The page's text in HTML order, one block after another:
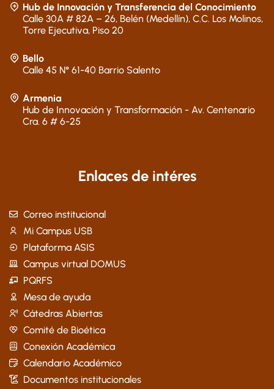
Hub de Innovación y Transferencia del Conocimiento
Calle 30A # 82A – 26, Belén (Medellín), C.C. Los Molinos,
Torre Ejecutiva, Piso 20
Bello
Calle 45 N° 61-40 Barrio Salento
Armenia
Hub de Innovación y Transformación - Av. Centenario
Cra. 6 # 6-25
Enlaces de intéres
Correo institucional
Mi Campus USB
Plataforma ASIS
Campus virtual DOMUS
PQRFS
Mesa de ayuda
Cátedras Abiertas
Comité de Bioética
Conexión Académica
Calendario Académico
Documentos institucionales